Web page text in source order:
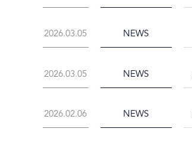
2026.03.05 NEWS
2026.03.05 NEWS
2026.02.06 NEWS